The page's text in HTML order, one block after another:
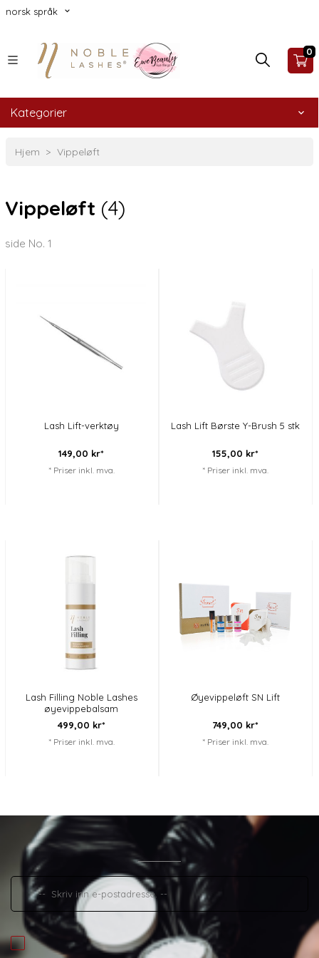
norsk språk
0
Kategorier
Hjem Vippeløft
Vippeløft (4)
side No. 1
Lash Lift-verktøy
149,00 kr*
* Priser inkl. mva.
Lash Lift Børste Y-Brush 5 stk
155,00 kr*
* Priser inkl. mva.
Lash Filling Noble Lashes
øyevippebalsam
499,00 kr*
* Priser inkl. mva.
Øyevippeløft SN Lift
749,00 kr*
* Priser inkl. mva.